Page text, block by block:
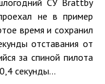
СУ Brattby
не в пример
время и сохранил
отставания от
за спиной пилота
секунды...